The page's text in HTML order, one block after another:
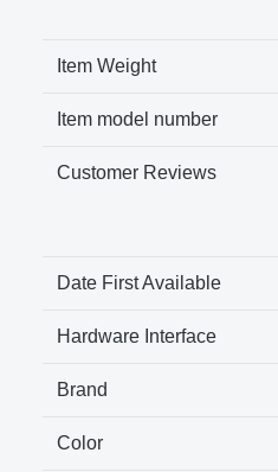
Item Weight
Item model number
Customer Reviews
Date First Available
Hardware Interface
Brand
Color